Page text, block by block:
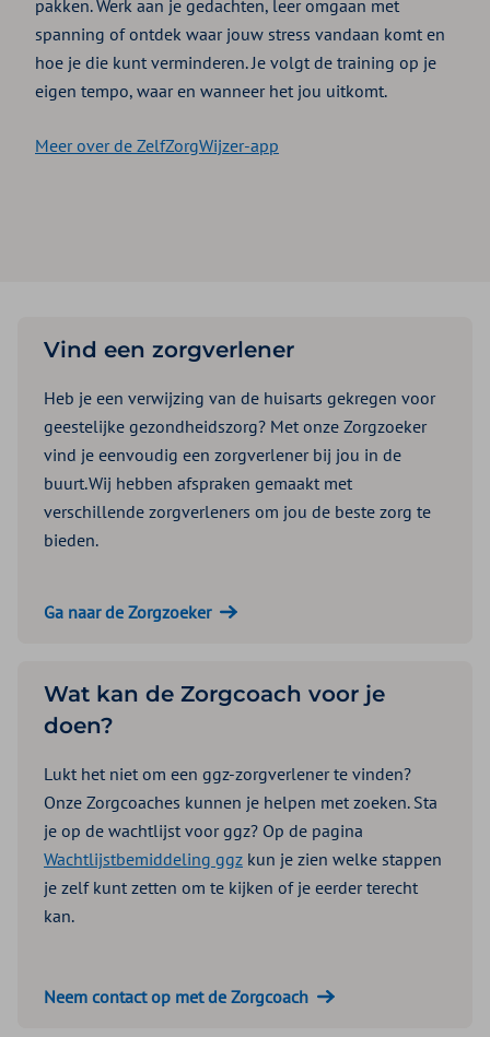
pakken. Werk aan je gedachten, leer omgaan met
spanning of ontdek waar jouw stress vandaan komt en
hoe je die kunt verminderen. Je volgt de training op je
eigen tempo, waar en wanneer het jou uitkomt.
Meer over de ZelfZorgWijzer-app
Vind een zorgverlener
Heb je een verwijzing van de huisarts gekregen voor
geestelijke gezondheidszorg? Met onze Zorgzoeker
vind je eenvoudig een zorgverlener bij jou in de
buurt. Wij hebben afspraken gemaakt met
verschillende zorgverleners om jou de beste zorg te
bieden.
Ga naar de Zorgzoeker
Wat kan de Zorgcoach voor je
doen?
Lukt het niet om een ggz-zorgverlener te vinden?
Onze Zorgcoaches kunnen je helpen met zoeken. Sta
je op de wachtlijst voor ggz? Op de pagina
Wachtlijstbemiddeling ggz kun je zien welke stappen
je zelf kunt zetten om te kijken of je eerder terecht
kan.
Neem contact op met de Zorgcoach